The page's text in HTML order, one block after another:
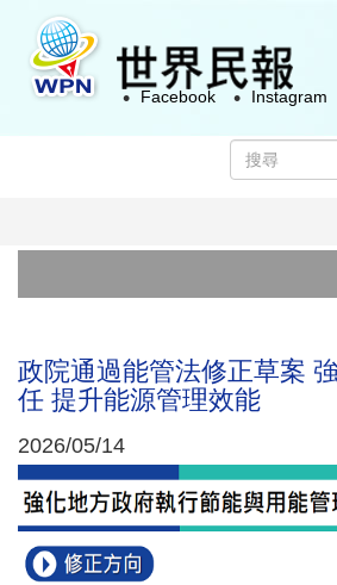
容
搜
尋
Facebook Instagram
政院通過能管法修正草案
任 提升能源管理效能
2026/05/14